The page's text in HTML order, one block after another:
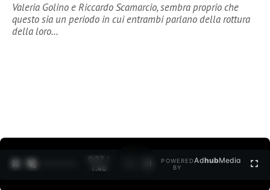
Valeria Golino e Riccardo Scamarcio, sembra proprio che
questo sia un periodo in cui entrambi parlano della rottura
della loro…
0:27 /
1:40
POWERED
BY
AdhubMedia